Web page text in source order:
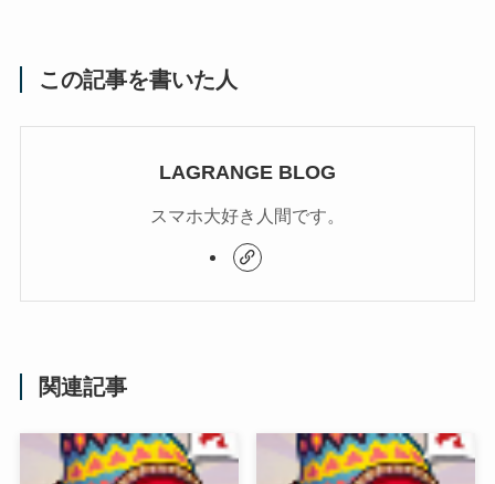
この記事を書いた人
LAGRANGE BLOG
スマホ大好き人間です。
関連記事